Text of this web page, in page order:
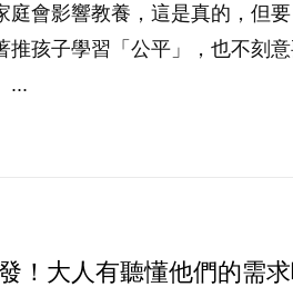
庭會影響教養，這是真的，但
推孩子學習「公平」，也不刻
...
！大人有聽懂他們的需求